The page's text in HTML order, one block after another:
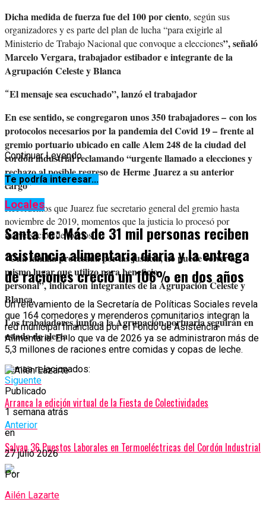
Dicha medida de fuerza fue del 100 por ciento, según sus
organizadores y es parte del plan de lucha “para exigirle al
Ministerio de Trabajo Nacional que convoque a elecciones”, señaló
Marcelo Vergara, trabajador estibador e integrante de la
Agrupación Celeste y Blanca
“El mensaje sea escuchado”, lanzó el trabajador
En ese sentido, se congregaron unos 350 trabajadores – con los
protocolos necesarios por la pandemia del Covid 19 – frente al
gremio portuario ubicado en calle Alem 248 de la ciudad del
cordón industrial reclamando “urgente llamado a elecciones y
rechazo al posible regreso de Herme Juarez a su anterior
cargo”
Recordemos que Juarez fue secretario general del gremio hasta
noviembre de 2019, momentos que la justicia lo procesó por
malversación de fondos
“Una familia procesada por las justicia, no puede volver al
mismo lugar que utilizo para beneficio
personal”,indicaronintegrantes de la Agrupación Celeste y
Blanca.
Los trabajadores junto a la Agrupación portuaria seguirán en
estado de alerta
Temas relacionados:
Siguente
Arranca la edición virtual de la Fiesta de Colectividades
Anterior
Salvan 36 Puestos Laborales en Termoeléctricas del Cordón Industrial
Continuar Leyendo
Te podría interesar...
Locales
Santa Fe: Más de 31 mil personas reciben
asistencia alimentaria diaria y la entrega
de raciones creció un 106% en dos años
Un relevamiento de la Secretaría de Políticas Sociales revela
que 164 comedores y merenderos comunitarios integran la
red municipal financiada por el Fondo de Asistencia
Alimentaria. En lo que va de 2026 ya se administraron más de
5,3 millones de raciones entre comidas y copas de leche.
Publicado
1 semana atrás
en
27 julio 2026
Por
Ailén Lazarte